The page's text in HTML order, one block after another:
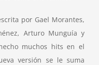
por Gael Morantes,
Arturo Munguía y
muchos hits en el
versión se le suma